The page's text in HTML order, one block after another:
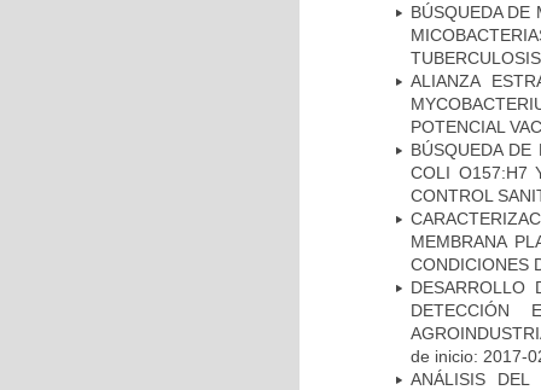
BÚSQUEDA DE
ALIANZA
POTENCIAL
BÚSQUEDA DE
COLI O157:H7
CONTROL
MEMBRANA
CONDICIONES
DESARROLLO
DETECCIÓN
de inicio: 2017-
ANÁLISIS DEL